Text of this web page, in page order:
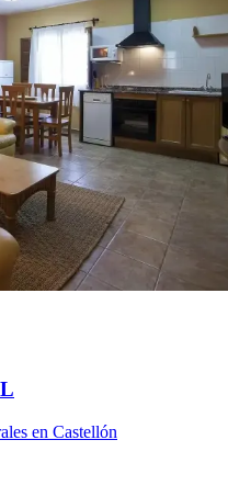
en Castellón